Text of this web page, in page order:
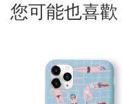
您可能也喜歡